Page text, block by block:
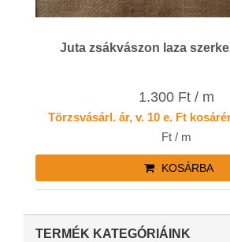
1.300 Ft / m
Törzsvásárl. ár, v. 10 e. Ft
Ft / m
KOSÁRBA
TERMÉK KATEGÓRIÁINK